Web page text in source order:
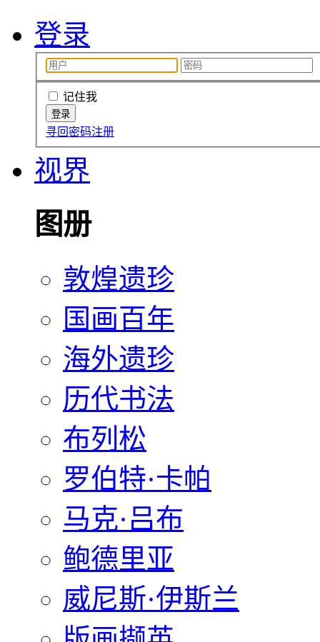
登录
记住我
寻回密码注册
视界
图册
敦煌遗珍
国画百年
海外遗珍
历代书法
布列松
罗伯特·卡帕
马克·吕布
鲍德里亚
威尼斯·伊斯兰